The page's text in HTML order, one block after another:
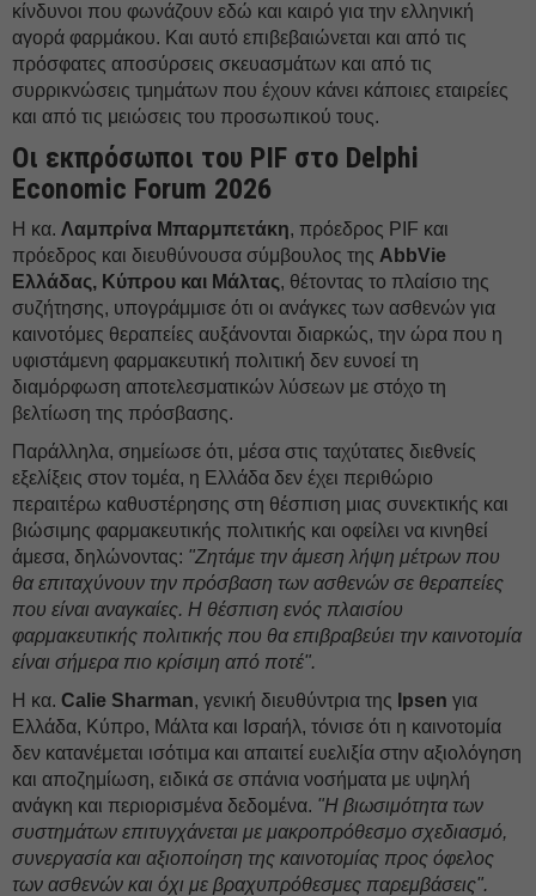
κίνδυνοι που φωνάζουν εδώ και καιρό για την ελληνική
αγορά φαρμάκου. Και αυτό επιβεβαιώνεται και από τις
πρόσφατες αποσύρσεις σκευασμάτων και από τις
συρρικνώσεις τμημάτων που έχουν κάνει κάποιες εταιρείες
και από τις μειώσεις του προσωπικού τους.
Oι εκπρόσωποι του PIF στο Delphi
Economic Forum 2026
Η κα. Λαμπρίνα Μπαρμπετάκη, πρόεδρος PIF και
πρόεδρος και διευθύνουσα σύμβουλος της AbbVie
Ελλάδας, Κύπρου και Μάλτας, θέτοντας το πλαίσιο της
συζήτησης, υπογράμμισε ότι οι ανάγκες των ασθενών για
καινοτόμες θεραπείες αυξάνονται διαρκώς, την ώρα που η
υφιστάμενη φαρμακευτική πολιτική δεν ευνοεί τη
διαμόρφωση αποτελεσματικών λύσεων με στόχο τη
βελτίωση της πρόσβασης.
Παράλληλα, σημείωσε ότι, μέσα στις ταχύτατες διεθνείς
εξελίξεις στον τομέα, η Ελλάδα δεν έχει περιθώριο
περαιτέρω καθυστέρησης στη θέσπιση μιας συνεκτικής και
βιώσιμης φαρμακευτικής πολιτικής και οφείλει να κινηθεί
άμεσα, δηλώνοντας: "Ζητάμε την άμεση λήψη μέτρων που
θα επιταχύνουν την πρόσβαση των ασθενών σε θεραπείες
που είναι αναγκαίες. Η θέσπιση ενός πλαισίου
φαρμακευτικής πολιτικής που θα επιβραβεύει την καινοτομία
είναι σήμερα πιο κρίσιμη από ποτέ".
Η κα. Calie Sharman, γενική διευθύντρια της Ipsen για
Ελλάδα, Κύπρο, Μάλτα και Ισραήλ, τόνισε ότι η καινοτομία
δεν κατανέμεται ισότιμα και απαιτεί ευελιξία στην αξιολόγηση
και αποζημίωση, ειδικά σε σπάνια νοσήματα με υψηλή
ανάγκη και περιορισμένα δεδομένα. "Η βιωσιμότητα των
συστημάτων επιτυγχάνεται με μακροπρόθεσμο σχεδιασμό,
συνεργασία και αξιοποίηση της καινοτομίας προς όφελος
των ασθενών και όχι με βραχυπρόθεσμες παρεμβάσεις".